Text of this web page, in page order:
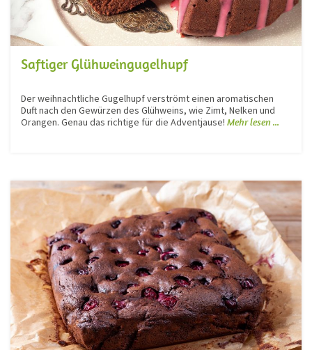
Saftiger Glühweingugelhupf
Der weihnachtliche Gugelhupf verströmt einen aromatischen
Duft nach den Gewürzen des Glühweins, wie Zimt, Nelken und
Orangen. Genau das richtige für die Adventjause! Mehr lesen ...